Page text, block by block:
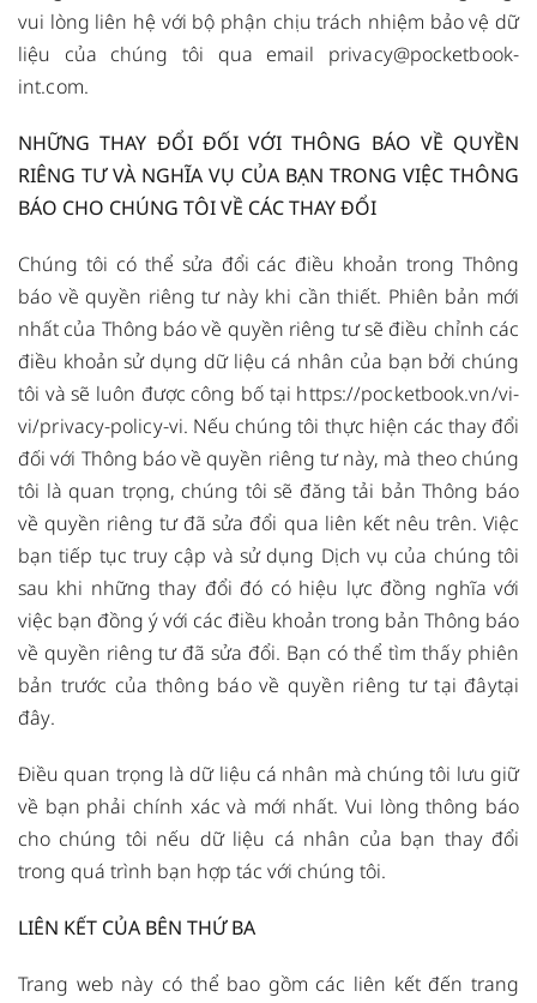
vui lòng liên hệ với bộ phận chịu trách nhiệm bảo vệ dữ
liệu của chúng tôi qua email privacy@pocketbook-
int.com.
NHỮNG THAY ĐỔI ĐỐI VỚI THÔNG BÁO VỀ QUYỀN
RIÊNG TƯ VÀ NGHĨA VỤ CỦA BẠN TRONG VIỆC THÔNG
BÁO CHO CHÚNG TÔI VỀ CÁC THAY ĐỔI
Chúng tôi có thể sửa đổi các điều khoản trong Thông
báo về quyền riêng tư này khi cần thiết. Phiên bản mới
nhất của Thông báo về quyền riêng tư sẽ điều chỉnh các
điều khoản sử dụng dữ liệu cá nhân của bạn bởi chúng
tôi và sẽ luôn được công bố tại https://pocketbook.vn/vi-
vi/privacy-policy-vi. Nếu chúng tôi thực hiện các thay đổi
đối với Thông báo về quyền riêng tư này, mà theo chúng
tôi là quan trọng, chúng tôi sẽ đăng tải bản Thông báo
về quyền riêng tư đã sửa đổi qua liên kết nêu trên. Việc
bạn tiếp tục truy cập và sử dụng Dịch vụ của chúng tôi
sau khi những thay đổi đó có hiệu lực đồng nghĩa với
việc bạn đồng ý với các điều khoản trong bản Thông báo
về quyền riêng tư đã sửa đổi. Bạn có thể tìm thấy phiên
bản trước của thông báo về quyền riêng tư tại đâytại
đây.
Điều quan trọng là dữ liệu cá nhân mà chúng tôi lưu giữ
về bạn phải chính xác và mới nhất. Vui lòng thông báo
cho chúng tôi nếu dữ liệu cá nhân của bạn thay đổi
trong quá trình bạn hợp tác với chúng tôi.
LIÊN KẾT CỦA BÊN THỨ BA
Trang web này có thể bao gồm các liên kết đến trang